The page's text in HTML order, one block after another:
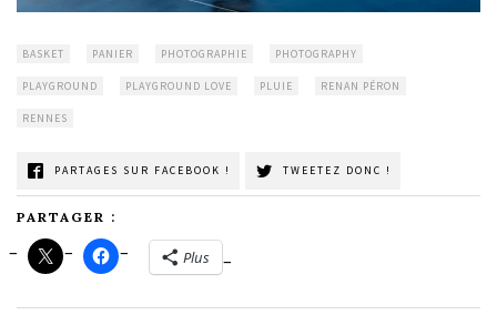
BASKET PANIER PHOTOGRAPHIE PHOTOGRAPHY
PLAYGROUND PLAYGROUND LOVE PLUIE RENAN PÉRON
RENNES
PARTAGES SUR FACEBOOK ! TWEETEZ DONC !
PARTAGER :
Plus